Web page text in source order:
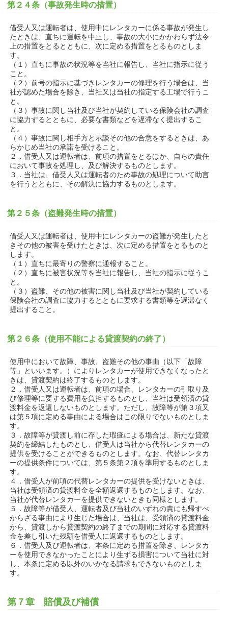
第２４条（事故発生時の措置）
借受人又は運転者は、使用中にレンタカーに係る事故が発生し
たときは、直ちに運転を中止し、事故の大小にかかわらず法令
上の措置をとるとともに、次に定める措置をとるものとしま
す。
（１）直ちに事故の状況等を当社に報告し、当社に指示に従う
こと。
（２）前号の指示に基づきレンタカーの修理を行う場合は、当
社が認めた場合を除き、当社又は当社の指定する工場で行うこ
と。
（３）事故に関し当社及び当社が契約している保険会社の調査
に協力するとともに、必要な書類などを遅滞なく提出するこ
と。
（４）事故に関し相手方と示談その他の合意をするときは、あ
らかじめ当社の承諾を受けること。
２．借受人又は運転者は、前項の措置をとるほか、自らの責任
において事故を処理し、及び解決するものとします。
３．当社は、借受人又は運転者のため事故の処理について助言
を行うとともに、その解決に協力するものとします。
第２５条（盗難発生時の措置）
借受人又は運転者は、使用中にレンタカーの盗難が発生したと
きその他の被害を受けたときは、次に定める措置をとるものと
します。
（１）直ちに最寄りの警察に通報すること。
（２）直ちに被害状況等を当社に報告し、当社の指示に従うこ
と。
（３）盗難、その他の被害に関し当社及び当社が契約している
保険会社の調査に協力するとともに要求する書類等を遅滞なく
提出すること。
第２６条（使用不能による貸渡契約の終了）
使用中において故障、事故、盗難その他の事由（以下「故障
等」といいます。）によりレンタカーが使用できなくなったと
きは、貸渡契約は終了するものとします。
２．借受人又は運転者は、前項の場合、レンタカーの引取り及
び修理等に要する費用を負担するものとし、当社は受領済の貸
渡料金を返還しないものとします。ただし、故障等が第３項又
は第５項に定める事由による場合はこの限りでないものとしま
す。
３．故障等が貸渡し前に存した瑕疵による場合は、新たな貸渡
契約を締結したものとし、借受人は当社から代替レンタカーの
提供を受けることができるものとします。なお、代替レンタカ
ーの提供条件については、第５条第２項を準用するものとしま
す。
４．借受人が前項の代替レンタカーの提供を受けないときは、
当社は受領済の貸渡料金を全額返還するものとします。なお、
当社が代替レンタカーを提供できないときも同様とします。
５．故障等が借受人、運転者及び当社のいずれの責にも帰すべ
からざる事由により生じた場合は、当社は、受領済の貸渡料金
から、貸渡しから貸渡契約の終了までの期間に対応する貸渡料
金を差し引いた残額を借受人に返還するものとします。
６．借受人及び運転者は、本条に定める措置を除き、レンタカ
ーを使用できなかったことにより生ずる損害について当社に対
し、本条に定める以外のいかなる請求もできないものとしま
す。
第７章 賠償及び補償